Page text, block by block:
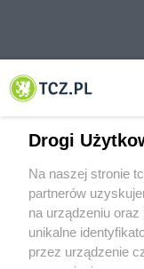
© 2001-2026 Tczew -
Drogi
Na naszej stronie
partnerów
na urządzeniu
unikalne
przez urządzenie